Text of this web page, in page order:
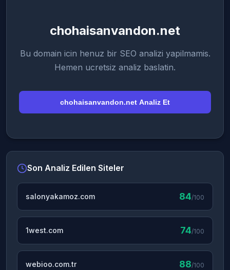
chohaisanvandon.net
Bu domain icin henuz bir SEO analizi yapilmamis.
Hemen ucretsiz analiz baslatin.
chohaisanvandon.net Analiz Et
Son Analiz Edilen Siteler
salonyakamoz.com 84/100
1west.com 74/100
webioo.com.tr 88/100